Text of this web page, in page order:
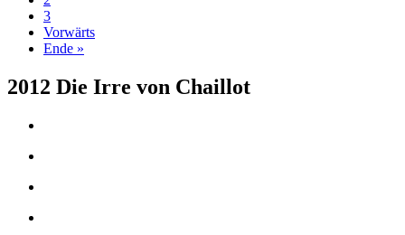
3
Vorwärts
Ende »
2012 Die Irre von Chaillot